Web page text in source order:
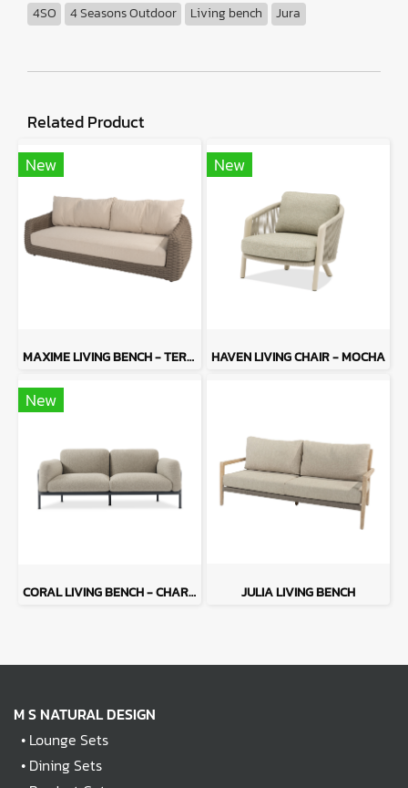
4SO 4 Seasons Outdoor Living bench Jura
Related Product
New
MAXIME LIVING BENCH - TERRE
New
HAVEN LIVING CHAIR - MOCHA
New
CORAL LIVING BENCH - CHARCOAL JULIA LIVING BENCH
M S NATURAL DESIGN
• Lounge Sets
• Dining Sets